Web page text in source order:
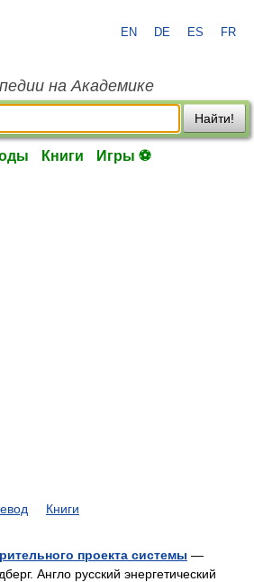
EN DE ES FR
на Академике
Найти!
Книги Игры ⚽
Книги
проекта системы —
Англо русский энергетический